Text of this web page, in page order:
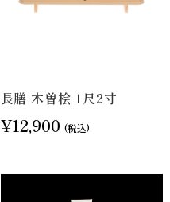
長膳 木曽桧 1尺2寸
¥12,900 (税込)